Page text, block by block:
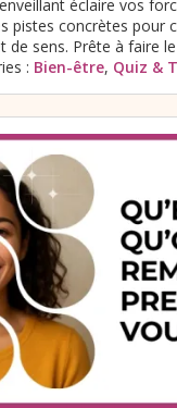
éclaire vos
pistes concrètes pour
de sens. Prête à faire
: Bien-être, Quiz &